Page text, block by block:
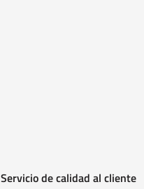
Servicio de calidad al cliente